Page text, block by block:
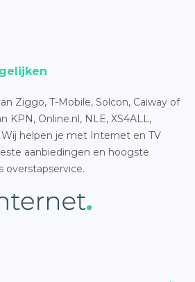
Ziggo, T-Mobile, Solcon, Caiway of
KPN, Online.nl, NLE, XS4ALL,
helpen je met Internet en TV
aanbiedingen en hoogste
overstapservice.